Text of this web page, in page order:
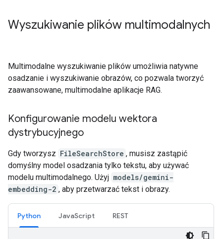
Wyszukiwanie plików multimodalnych
Multimodalne wyszukiwanie plików umożliwia natywne
osadzanie i wyszukiwanie obrazów, co pozwala tworzyć
zaawansowane, multimodalne aplikacje RAG.
Konfigurowanie modelu wektora
dystrybucyjnego
Gdy tworzysz FileSearchStore , musisz zastąpić
domyślny model osadzania tylko tekstu, aby używać
modelu multimodalnego. Użyj models/gemini-
embedding-2 , aby przetwarzać tekst i obrazy.
Python JavaScript REST